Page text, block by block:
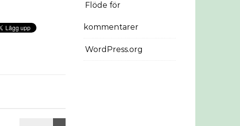
Flöde för
kommentarer
WordPress.org